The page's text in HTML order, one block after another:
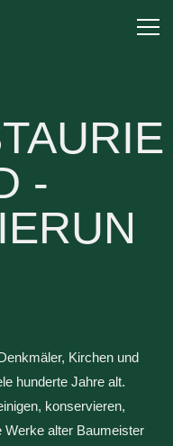
-
Kirchen und
hunderte Jahre alt.
konservieren,
Werke alter Baumeister